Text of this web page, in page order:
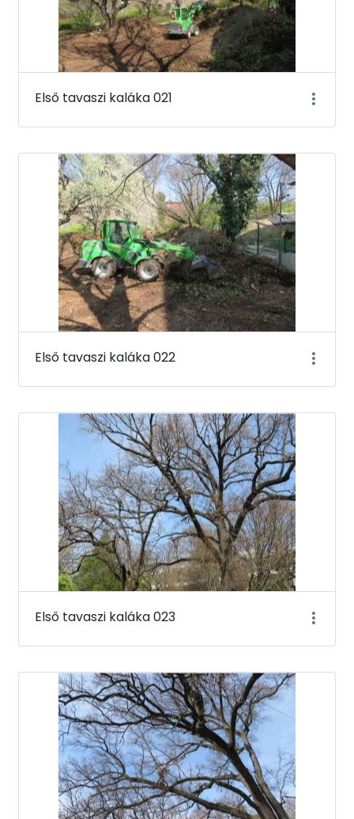
Első tavaszi kaláka 021
Első tavaszi kaláka 022
Első tavaszi kaláka 023